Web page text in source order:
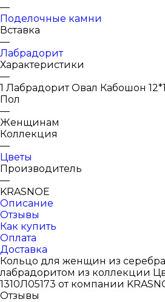
—
Поделочные камни
Вставка
—
Лабрадорит
Характеристики
—
1 Лабрадорит Овал Кабошон
Пол
—
Женщинам
Коллекция
—
Цветы
Производитель
—
KRASNOE
Описание
Отзывы
Как купить
Оплата
Доставка
Кольцо для женщин из
лабрадоритом из коллекции
1310Л05173 от компании
Отзывы